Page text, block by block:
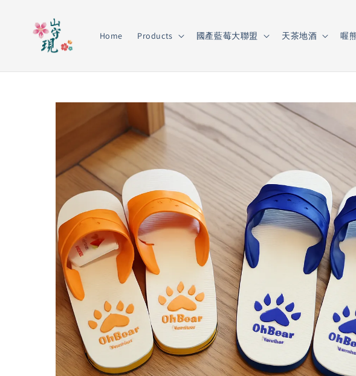
Home Products 國產藍莓大聯盟 天茶地酒 喔